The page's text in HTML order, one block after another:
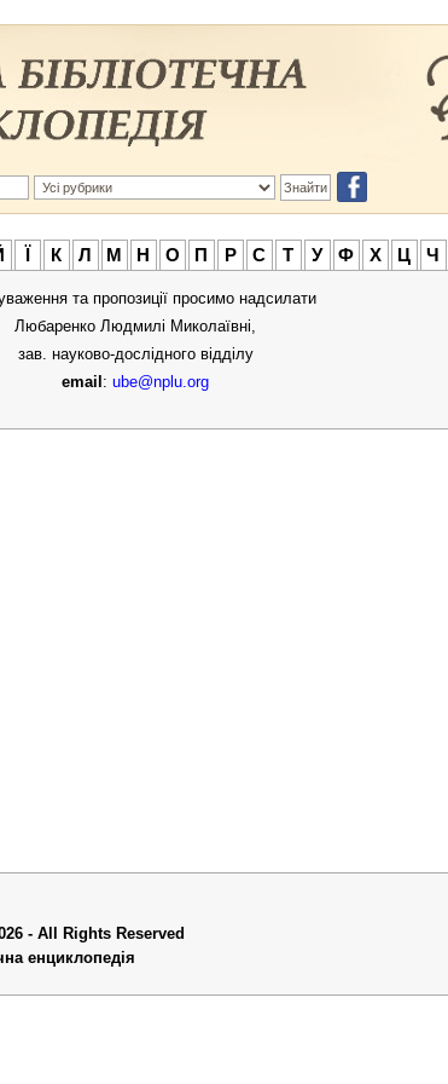
Ї К Л М Н О П Р С Т У Ф Х Ц Ч
та пропозиції просимо надсилати
Любаренко Людмилі Миколаївні,
зав. науково-дослідного відділу
email : ube@nplu.org
- All Rights Reserved
енциклопедія